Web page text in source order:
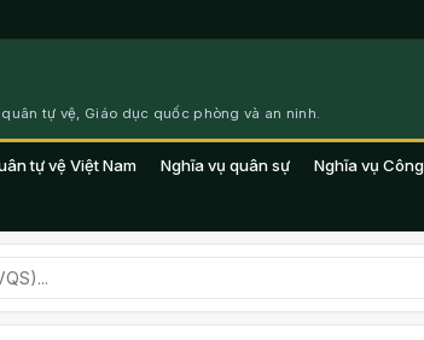
tự vệ, Giáo dục quốc phòng và an ninh.
tự vệ Việt Nam Nghĩa vụ quân sự Nghĩa vụ